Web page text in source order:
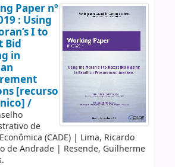
Paper nº
: Using
I to
Bid
in
[recurso
/
de
(CADE)| Lima, Ricardo
de Andrade| Resende, Guilherme